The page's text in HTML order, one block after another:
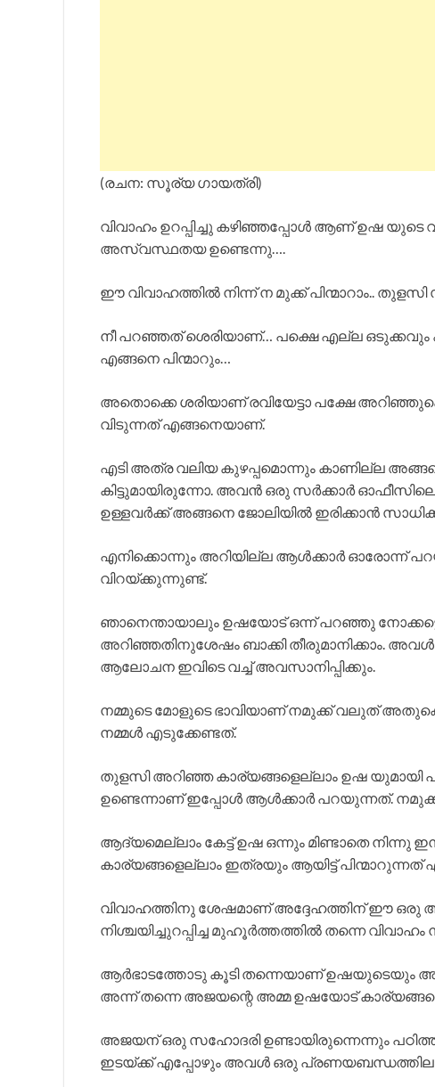
(രചന: സൂര്യ ഗായത്രി)
വിവാഹം ഉറപ്പിച്ചു കഴിഞ്ഞപ്പോൾ ആണ് ഉഷ യുടെ
അസ്വസ്ഥതയ ഉണ്ടെന്നു….
ഈ വിവാഹത്തിൽ നിന്ന് ന മുക്ക് പിന്മാറാം..
നീ പറഞ്ഞത് ശെരിയാണ്… പക്ഷെ എല്ല ഒടുക്കവും
എങ്ങനെ പിന്മാറും…
അതൊക്കെ ശരിയാണ് രവിയേട്ടാ പക്ഷേ
വിടുന്നത് എങ്ങനെയാണ്.
എടി അത്ര വലിയ കുഴപ്പമൊന്നും കാണില്ല
കിട്ടുമായിരുന്നോ. അവൻ ഒരു സർക്കാർ
ഉള്ളവർക്ക് അങ്ങനെ ജോലിയിൽ ഇരിക്കാൻ
എനിക്കൊന്നും അറിയില്ല ആൾക്കാർ ഓരോന്ന്
വിറയ്ക്കുന്നുണ്ട്.
ഞാനെന്തായാലും ഉഷയോട് ഒന്ന് പറഞ്ഞു
അറിഞ്ഞതിനുശേഷം ബാക്കി തീരുമാനിക്കാം.
ആലോചന ഇവിടെ വച്ച് അവസാനിപ്പിക്കും.
നമ്മുടെ മോളുടെ ഭാവിയാണ് നമുക്ക് വലുത്
നമ്മൾ എടുക്കേണ്ടത്.
തുളസി അറിഞ്ഞ കാര്യങ്ങളെല്ലാം ഉഷ
ഉണ്ടെന്നാണ് ഇപ്പോൾ ആൾക്കാർ പറയുന്നത്.
ആദ്യമെല്ലാം കേട്ട് ഉഷ ഒന്നും മിണ്ടാതെ നിന്നു
കാര്യങ്ങളെല്ലാം ഇത്രയും ആയിട്ട്
വിവാഹത്തിനു ശേഷമാണ് അദ്ദേഹത്തിന് ഈ
നിശ്ചയിച്ചുറപ്പിച്ച മുഹൂർത്തത്തിൽ തന്നെ
ആർഭാടത്തോടു കൂടി തന്നെയാണ് ഉഷയുടെയും
അന്ന് തന്നെ അജയന്റെ അമ്മ ഉഷയോട്
അജയന് ഒരു സഹോദരി ഉണ്ടായിരുന്നെന്നും
ഇടയ്ക്ക് എപ്പോഴും അവൾ ഒരു